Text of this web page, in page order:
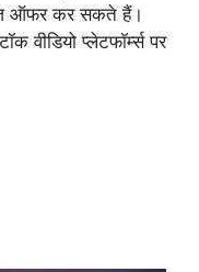
ऑफर कर सकते हैं।
वीडियो प्लेटफॉर्म्स पर